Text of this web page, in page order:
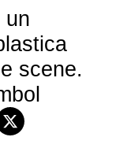
un
scene.